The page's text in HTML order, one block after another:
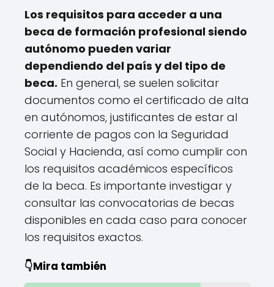
Los requisitos para acceder a una
beca de formación profesional siendo
autónomo pueden variar
dependiendo del país y del tipo de
beca. En general, se suelen solicitar
documentos como el certificado de alta
en autónomos, justificantes de estar al
corriente de pagos con la Seguridad
Social y Hacienda, así como cumplir con
los requisitos académicos específicos
de la beca. Es importante investigar y
consultar las convocatorias de becas
disponibles en cada caso para conocer
los requisitos exactos.
👇Mira también